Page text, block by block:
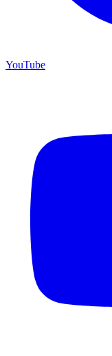
YouTube